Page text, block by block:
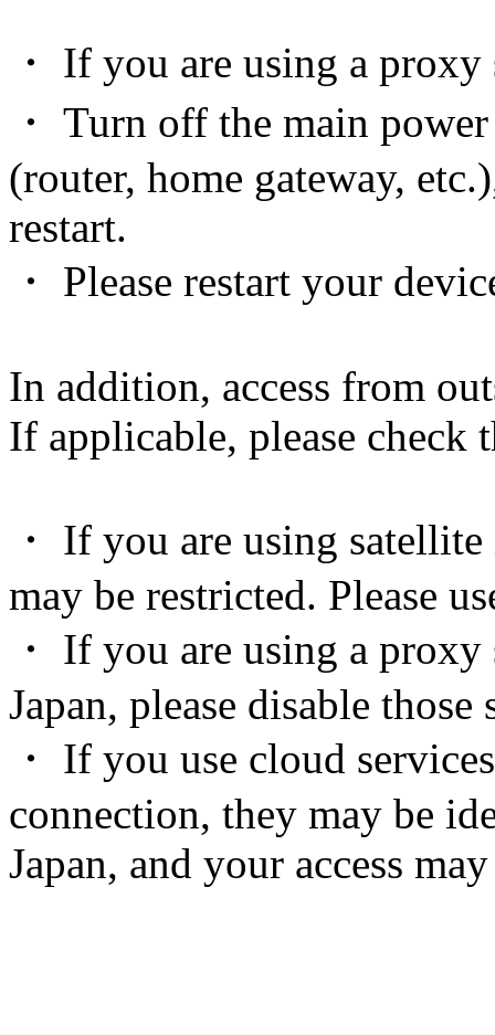
・ If you are using a
・ Turn off the main
(router, home gateway,
restart.
・ Please restart your
In addition, access from
If applicable, please
・ If you are using
may be restricted. Please
・ If you are using a
Japan, please disable those
・ If you use cloud
connection, they may be
Japan, and your access